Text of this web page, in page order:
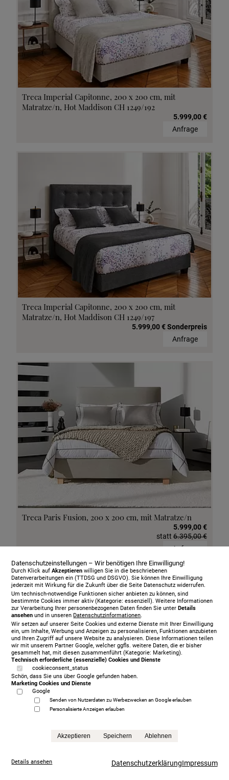
Treca Imperial Capitonne, 200 x 200 cm, mit
Matratze/n, Hot Maddison CH 1249/192
5.999,00 €
Anfrage
Treca Imperial Capitonne, 200 x 200 cm, mit
Matratze/n, Hot Maddison CH 1249/197
5.999,00 € Sonderpreis
Anfrage
Treca Paris Fusion, 200 x 200 cm, mit Matratze/n
5.999,00 €
statt 6.395,00 €
Anfrage
Anfrage
Datenschutzeinstellungen – Wir benötigen Ihre Einwilligung!
Durch Klick aufAkzeptieren willigen Sie in die beschriebenen
Datenverarbeitungen ein (TTDSG und DSGVO). Sie können Ihre Einwilligung
jederzeit mit Wirkung für die Zukunft über die Seite Datenschutz widerrufen.
Um technisch-notwendige Funktionen sicher anbieten zu können, sind
bestimmte Cookies immer aktiv (Kategorie: essenziell). Weitere Informationen
zur Verarbeitung Ihrer personenbezogenen Daten finden Sie unterDetails
ansehen und in unserenDatenschutzinformationen.
Wir setzen auf unserer Seite Cookies und externe Dienste mit Ihrer Einwilligung
ein, um Inhalte, Werbung und Anzeigen zu personalisieren, Funktionen anzubieten
und Ihren Zugriff auf unsere Website zu analysieren. Diese Informationen teilen
wir mit unserem Partner Google, welcher ggfls. weitere Daten, die er bisher
gesammelt hat, mit diesen zusammenführt (Kategorie: Marketing).
Technisch erforderliche (essenzielle) Cookies und Dienste
cookieconsent_status
Schön, dass Sie uns über Google gefunden haben.
Marketing Cookies und Dienste
Google
Senden von Nutzerdaten zu Werbezwecken an Google erlauben
Personalisierte Anzeigen erlauben
Akzeptieren Speichern Ablehnen
Details ansehen DatenschutzerklärungImpressum